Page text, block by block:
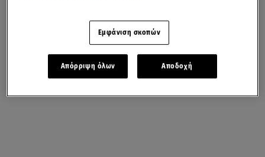
Εμφάνιση σκοπών
Απόρριψη όλων Αποδοχή